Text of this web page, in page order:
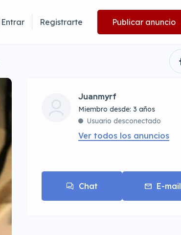
Entrar Registrarte Publicar anuncio
Juanmyrf
Miembro desde: 3 años
Usuario desconectado
Ver todos los anuncios
Chat E-mail